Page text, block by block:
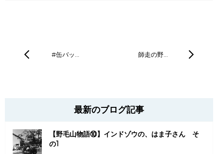
#缶バッ… 師走の野…
最新のブログ記事
【野毛山物語⑩】インドゾウの、はま子さん そ
の1